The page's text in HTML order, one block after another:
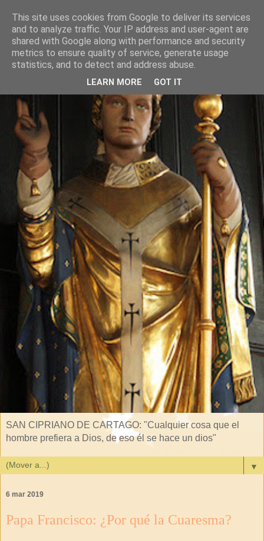
SAN CIPRIANO DE CARTAGO: "Cualquier cosa que el
hombre prefiera a Dios, de eso él se hace un dios"
▼
6 mar 2019
Papa Francisco: ¿Por qué la Cuaresma?
This site uses cookies from Google to deliver its services
and to analyze traffic. Your IP address and user-agent are
shared with Google along with performance and security
metrics to ensure quality of service, generate usage
statistics, and to detect and address abuse.
LEARN MORE GOT IT